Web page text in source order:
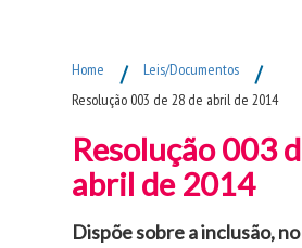
Home / Leis/Documentos /
Resolução 003 de 28 de abril de 2014
Resolução 003
abril de 2014
Dispõe sobre a inclusão,